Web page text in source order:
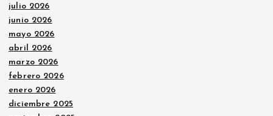
julio 2026
junio 2026
mayo 2026
abril 2026
marzo 2026
febrero 2026
enero 2026
diciembre 2025